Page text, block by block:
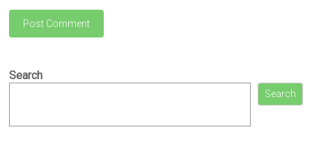
Search
Search